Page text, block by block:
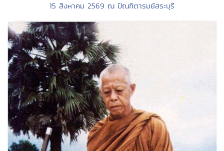
15 สิงหาคม 2569 ณ ปัณฑิตารมย์สระบุรี